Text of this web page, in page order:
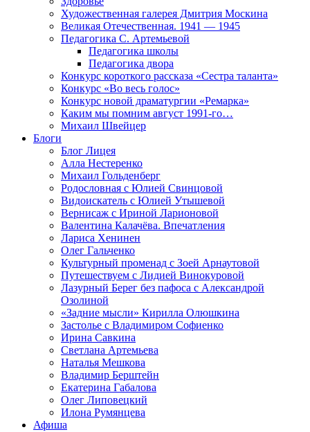
Художественная галерея Дмитрия Москина
Великая Отечественная. 1941 — 1945
Педагогика С. Артемьевой
Педагогика школы
Педагогика двора
Конкурс короткого рассказа «Сестра таланта»
Конкурс «Во весь голос»
Конкурс новой драматургии «Ремарка»
Каким мы помним август 1991-го…
Михаил Швейцер
Блоги
Блог Лицея
Алла Нестеренко
Михаил Гольденберг
Родословная с Юлией Свинцовой
Видоискатель с Юлией Утышевой
Вернисаж с Ириной Ларионовой
Валентина Калачёва. Впечатления
Лариса Хенинен
Олег Гальченко
Культурный променад с Зоей Арнаутовой
Путешествуем с Лидией Винокуровой
Лазурный Берег без пафоса с Александрой
Озолиной
«Задние мысли» Кирилла Олюшкина
Застолье с Владимиром Софиенко
Ирина Савкина
Светлана Артемьева
Наталья Мешкова
Владимир Берштейн
Екатерина Габалова
Олег Липовецкий
Илона Румянцева
Афиша